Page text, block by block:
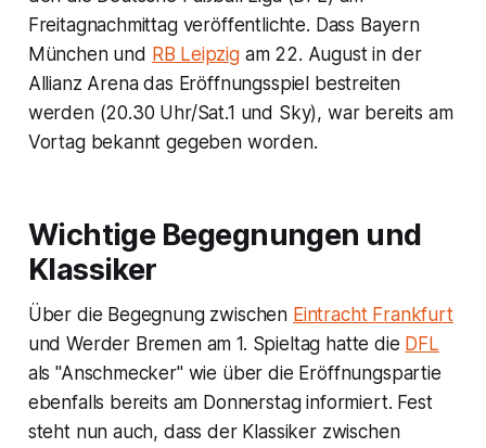
Freitagnachmittag veröffentlichte. Dass Bayern
München und RB Leipzigam 22. August in der
Allianz Arena das Eröffnungsspiel bestreiten
werden (20.30 Uhr/Sat.1 und Sky), war bereits am
Vortag bekannt gegeben worden.
Wichtige Begegnungen und
Klassiker
Über die Begegnung zwischen Eintracht Frankfurt
und Werder Bremen am 1. Spieltag hatte die DFL
als "Anschmecker" wie über die Eröffnungspartie
ebenfalls bereits am Donnerstag informiert. Fest
steht nun auch, dass der Klassiker zwischen